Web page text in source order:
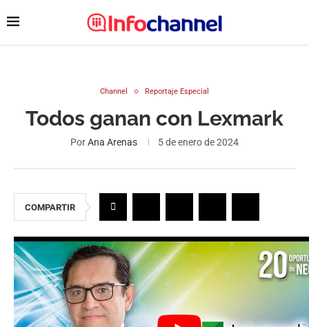
Channel Reportaje Especial
Todos ganan con Lexmark
PorAna Arenas 5 de enero de 2024
COMPARTIR